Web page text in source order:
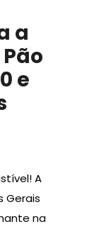
a
e
A
Gerais
na